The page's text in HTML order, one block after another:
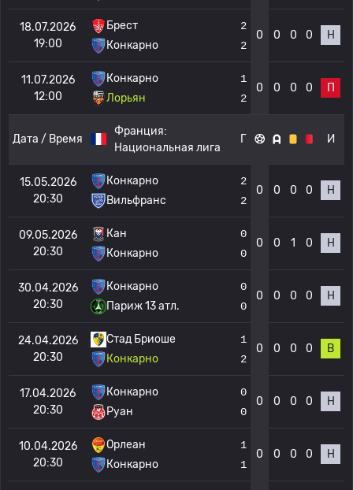
18.07.2026
19:00
Брест
Конкарно
2
2
0 0 0 0 Н
11.07.2026
12:00
Конкарно
Лорьян
1
2
0 0 0 0 П
Дата / Время
Франция:
Национальная лига
Г И
15.05.2026
20:30
Конкарно
Вильфранс
2
2
0 0 0 0 Н
09.05.2026
20:30
Кан
Конкарно
0
0
0 0 1 0 Н
30.04.2026
20:30
Конкарно
Париж 13 атл.
0
0
0 0 0 0 Н
24.04.2026
20:30
Стад Бриоше
Конкарно
1
2
0 0 0 0 В
17.04.2026
20:30
Конкарно
Руан
0
0
0 0 0 0 Н
10.04.2026
20:30
Орлеан
Конкарно
1
1
0 0 0 0 Н